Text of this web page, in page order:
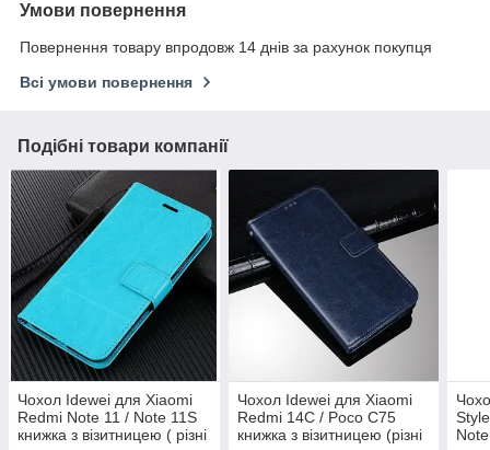
Умови повернення
Повернення товару впродовж 14 днів за рахунок покупця
Всі умови повернення
Подібні товари компанії
Чохол Idewei для Xiaomi
Redmi Note 11 / Note 11S
книжка з візитницею ( різні
Чохол Idewei для Xiaomi
Redmi 14C / Poco C75
книжка з візитницею (різні